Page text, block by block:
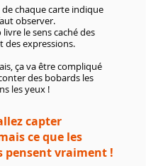
de chaque carte indique
observer.
livre le sens caché des
des expressions.
ça va être compliqué
des bobards les
les yeux !
capter
ce que les
pensent vraiment !